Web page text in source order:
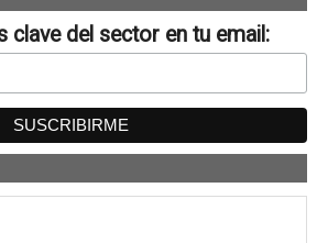
clave del sector en tu email: